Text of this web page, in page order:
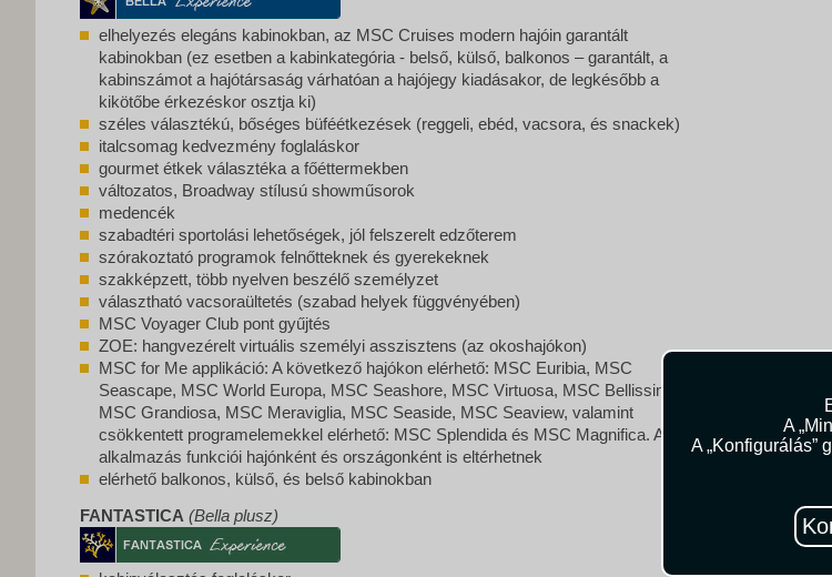
A
A „Konfigurálás”
elhelyezés elegáns kabinokban, az MSC Cruises modern hajóin garantált
kabinokban (ez esetben a kabinkategória - belső, külső, balkonos – garantált, a
kabinszámot a hajótársaság várhatóan a hajójegy kiadásakor, de legkésőbb a
kikötőbe érkezéskor osztja ki)
széles választékú, bőséges büféétkezések (reggeli, ebéd, vacsora, és snackek)
italcsomag kedvezmény foglaláskor
gourmet étkek választéka a főéttermekben
változatos, Broadway stílusú showműsorok
medencék
szabadtéri sportolási lehetőségek, jól felszerelt edzőterem
szórakoztató programok felnőtteknek és gyerekeknek
szakképzett, több nyelven beszélő személyzet
választható vacsoraültetés (szabad helyek függvényében)
MSC Voyager Club pont gyűjtés
ZOE: hangvezérelt virtuális személyi asszisztens (az okoshajókon)
MSC for Me applikáció: A következő hajókon elérhető: MSC Euribia, MSC
Seascape, MSC World Europa, MSC Seashore, MSC Virtuosa, MSC Bellissima,
MSC Grandiosa, MSC Meraviglia, MSC Seaside, MSC Seaview, valamint
csökkentett programelemekkel elérhető: MSC Splendida és MSC Magnifica. Az
alkalmazás funkciói hajónként és országonként is eltérhetnek
elérhető balkonos, külső, és belső kabinokban
FANTASTICA (Bella plusz)